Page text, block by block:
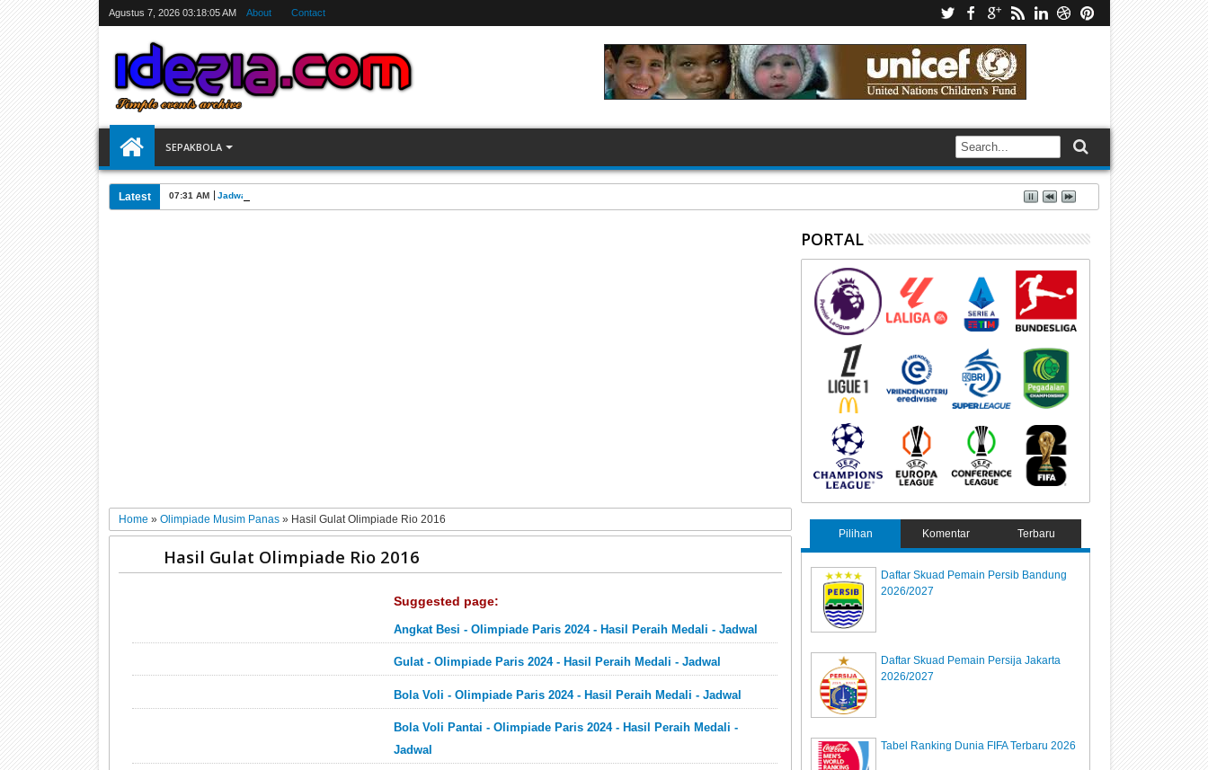
Agustus 7, 2026 03:18:05 AM About Contact
SEPAKBOLA
Latest 07:31 AM Jadwal Siarang Langsung TV Piala Dunia FIFA 2026
Home » Olimpiade Musim Panas » Hasil Gulat Olimpiade Rio 2016
Hasil Gulat Olimpiade Rio 2016
Suggested page:
Angkat Besi - Olimpiade Paris 2024 - Hasil Peraih Medali - Jadwal
Gulat - Olimpiade Paris 2024 - Hasil Peraih Medali - Jadwal
Bola Voli - Olimpiade Paris 2024 - Hasil Peraih Medali - Jadwal
Bola Voli Pantai - Olimpiade Paris 2024 - Hasil Peraih Medali -
Jadwal
PORTAL
Pilihan Komentar Terbaru
Daftar Skuad Pemain Persib Bandung
2026/2027
Daftar Skuad Pemain Persija Jakarta
2026/2027
Tabel Ranking Dunia FIFA Terbaru 2026